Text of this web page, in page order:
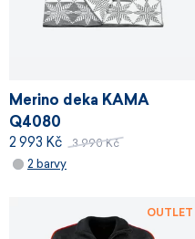
Merino deka KAMA
Q4080
2 993 Kč 3 990 Kč
2 barvy
OUTLET